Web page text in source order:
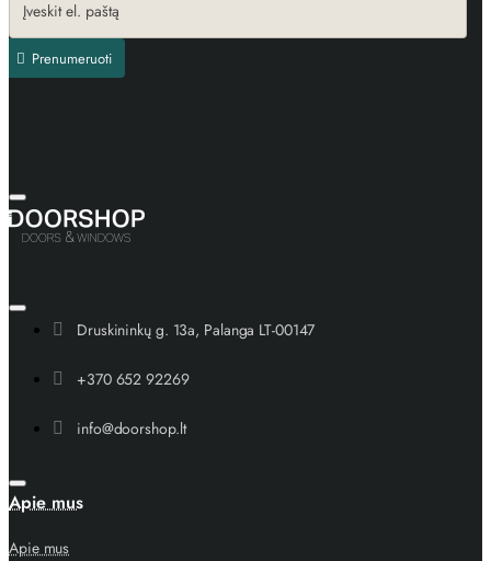
Prenumeruoti
Druskininkų g. 13a, Palanga LT-00147
+370 652 92269
info@doorshop.lt
Apie mus
Apie mus